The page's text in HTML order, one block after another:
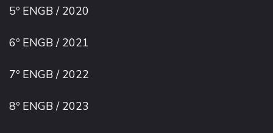
5º ENGB / 2020
6º ENGB / 2021
7º ENGB / 2022
8º ENGB / 2023